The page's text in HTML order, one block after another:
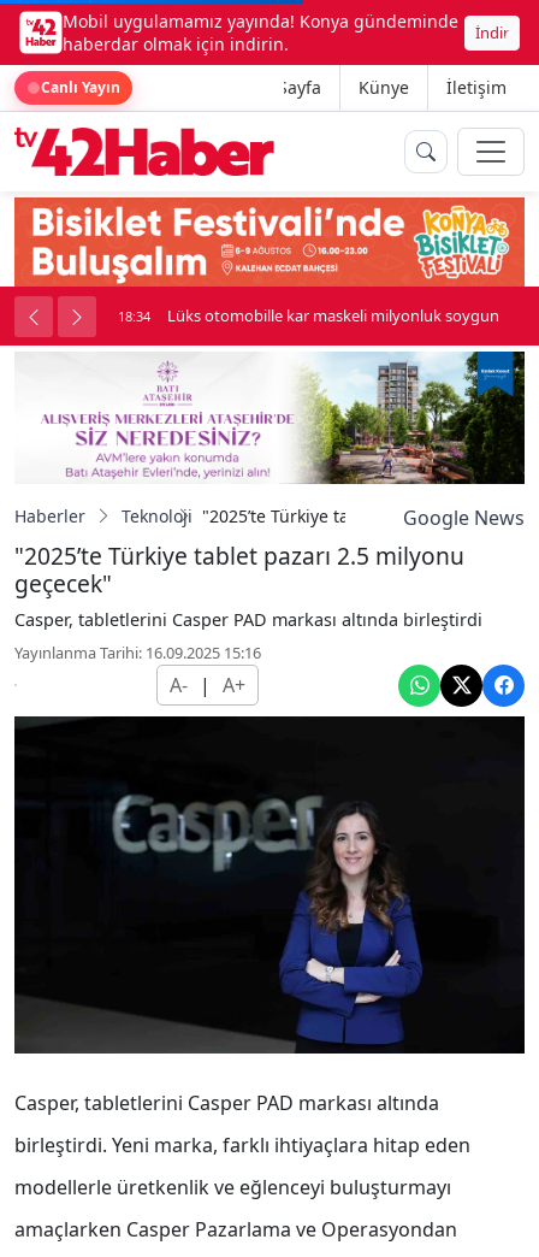
Mobil uygulamamız yayında! Konya gündeminde
haberdar olmak için indirin.
İndir
Canlı Yayın Ana Sayfa Künye İletişim
kavga çıktı 18:34 Lüks otomobille kar maskeli milyonluk soygun
Haberler Teknoloji "2025’te Türkiye tablet pazarı 2.5
Google News
"2025’te Türkiye tablet pazarı 2.5 milyonu
geçecek"
Casper, tabletlerini Casper PAD markası altında birleştirdi
Yayınlanma Tarihi: 16.09.2025 15:16
A- | A+
Casper, tabletlerini Casper PAD markası altında
birleştirdi. Yeni marka, farklı ihtiyaçlara hitap eden
modellerle üretkenlik ve eğlenceyi buluşturmayı
amaçlarken Casper Pazarlama ve Operasyondan